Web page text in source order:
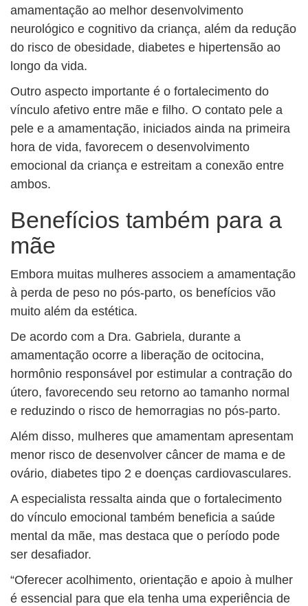
amamentação ao melhor desenvolvimento
neurológico e cognitivo da criança, além da redução
do risco de obesidade, diabetes e hipertensão ao
longo da vida.
Outro aspecto importante é o fortalecimento do
vínculo afetivo entre mãe e filho. O contato pele a
pele e a amamentação, iniciados ainda na primeira
hora de vida, favorecem o desenvolvimento
emocional da criança e estreitam a conexão entre
ambos.
Benefícios também para a
mãe
Embora muitas mulheres associem a amamentação
à perda de peso no pós-parto, os benefícios vão
muito além da estética.
De acordo com a Dra. Gabriela, durante a
amamentação ocorre a liberação de ocitocina,
hormônio responsável por estimular a contração do
útero, favorecendo seu retorno ao tamanho normal
e reduzindo o risco de hemorragias no pós-parto.
Além disso, mulheres que amamentam apresentam
menor risco de desenvolver câncer de mama e de
ovário, diabetes tipo 2 e doenças cardiovasculares.
A especialista ressalta ainda que o fortalecimento
do vínculo emocional também beneficia a saúde
mental da mãe, mas destaca que o período pode
ser desafiador.
“Oferecer acolhimento, orientação e apoio à mulher
é essencial para que ela tenha uma experiência de